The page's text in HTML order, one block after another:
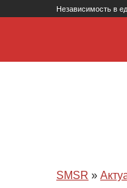
Независимость в
SMSR »